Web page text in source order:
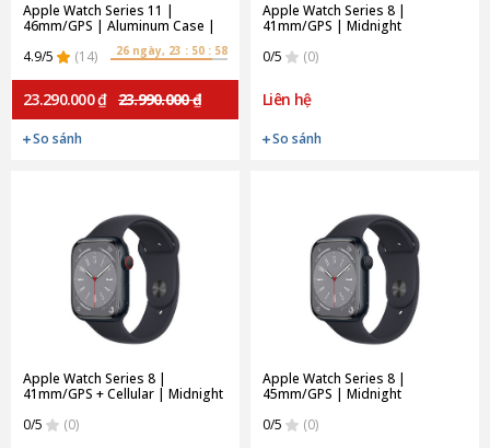
Apple Watch Series 11 |
46mm/GPS | Aluminum Case |
(Chính hãng)
4.9/5 (14) 26 ngày, 23 : 50 : 57
23.290.000 ₫ 23.990.000 ₫
So sánh
Apple Watch Series 8 |
41mm/GPS | Midnight
Band (Chính Hãng)
0/5 (0)
Liên hệ
So sánh
Apple Watch Series 8 |
41mm/GPS + Cellular | Midnight
Band (Chính Hãng)
0/5 (0)
Apple Watch Series 8 |
45mm/GPS | Midnight
Band (Chính Hãng)
0/5 (0)